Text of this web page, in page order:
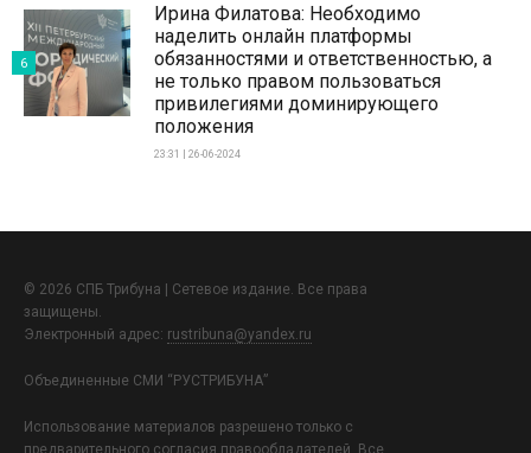
Ирина Филатова: Необходимо
наделить онлайн платформы
обязанностями и ответственностью, а
не только правом пользоваться
привилегиями доминирующего
положения
23:31 | 26-06-2024
6
© 2026 СПБ Трибуна | Сетевое издание. Все права
защищены.
Электронный адрес: rustribuna@yandex.ru
Объединенные СМИ “РУСТРИБУНА”
Использование материалов разрешено только с
предварительного согласия правообладателей. Все